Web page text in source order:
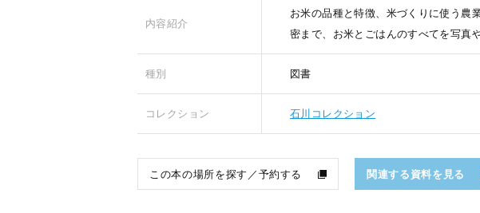
内容紹介
お米の品種と特徴、米づくりに使う農
密まで、お米とごはんのすべてを写真
種別 図書
コレクション 石川コレクション
この本の場所を探す／予約する 関連する資料を見る